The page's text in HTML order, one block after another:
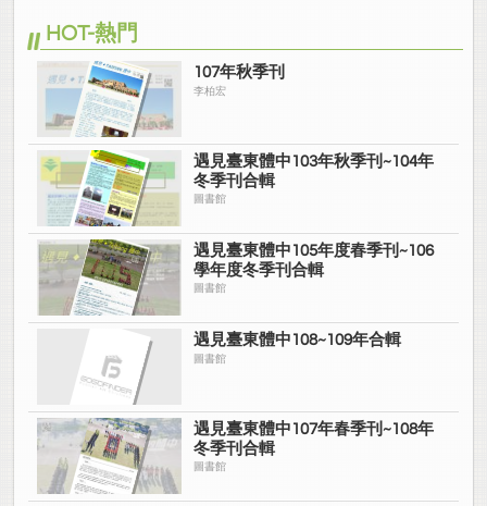
HOT-熱門
107年秋季刊
李柏宏
遇見臺東體中103年秋季刊~104年
冬季刊合輯
圖書館
遇見臺東體中105年度春季刊~106
學年度冬季刊合輯
圖書館
遇見臺東體中108~109年合輯
圖書館
遇見臺東體中107年春季刊~108年
冬季刊合輯
圖書館